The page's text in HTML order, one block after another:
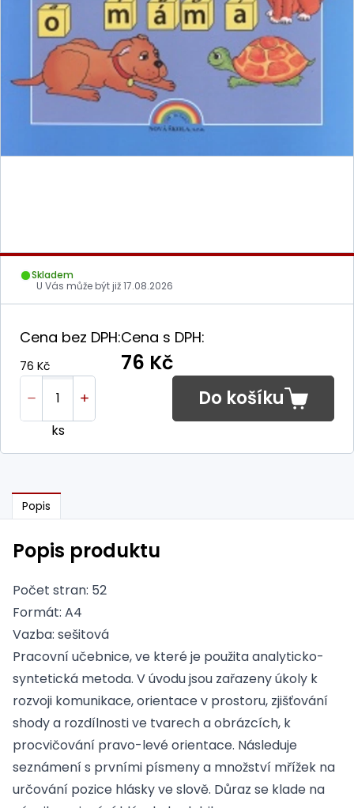
Skladem
U Vás může být již17.08.2026
Cena bez DPH:
76 Kč
Cena s DPH:
76 Kč
ks
Do košíku
Popis
Popis produktu
Počet stran: 52
Formát: A4
Vazba: sešitová
Pracovní učebnice, ve které je použita analyticko-
syntetická metoda. V úvodu jsou zařazeny úkoly k
rozvoji komunikace, orientace v prostoru, zjišťování
shody a rozdílnosti ve tvarech a obrázcích, k
procvičování pravo-levé orientace. Následuje
seznámení s prvními písmeny a množství mřížek na
určování pozice hlásky ve slově. Důraz se klade na